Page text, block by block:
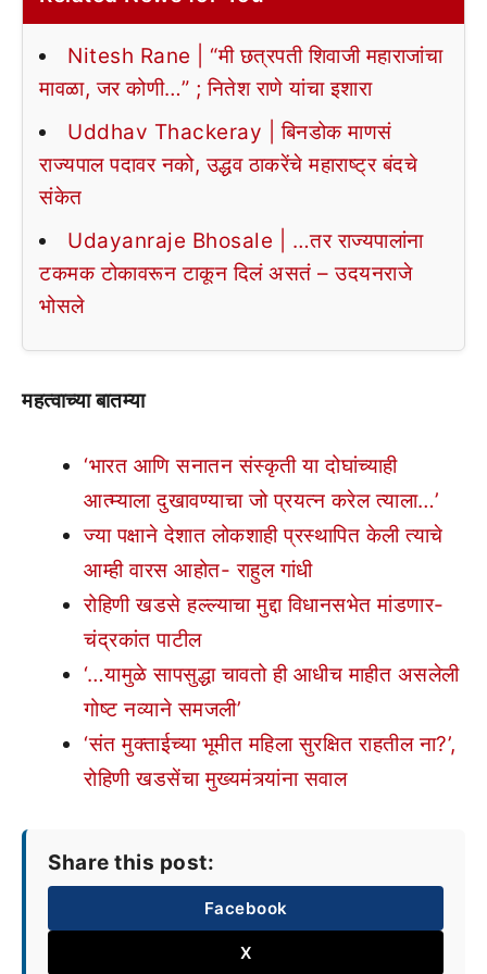
Nitesh Rane | “मी छत्रपती शिवाजी महाराजांचा
मावळा, जर कोणी…” ; नितेश राणे यांचा इशारा
Uddhav Thackeray | बिनडोक माणसं
राज्यपाल पदावर नको, उद्धव ठाकरेंचे महाराष्ट्र बंदचे
संकेत
Udayanraje Bhosale | …तर राज्यपालांना
टकमक टोकावरून टाकून दिलं असतं – उदयनराजे
भोसले
महत्वाच्या बातम्या
‘भारत आणि सनातन संस्कृती या दोघांच्याही
आत्म्याला दुखावण्याचा जो प्रयत्न करेल त्याला…’
ज्या पक्षाने देशात लोकशाही प्रस्थापित केली त्याचे
आम्ही वारस आहोत- राहुल गांधी
रोहिणी खडसे हल्ल्याचा मुद्दा विधानसभेत मांडणार-
चंद्रकांत पाटील
‘…यामुळे सापसुद्धा चावतो ही आधीच माहीत असलेली
गोष्ट नव्याने समजली’
‘संत मुक्ताईच्या भूमीत महिला सुरक्षित राहतील ना?’,
रोहिणी खडसेंचा मुख्यमंत्र्यांना सवाल
Share this post:
Facebook
X